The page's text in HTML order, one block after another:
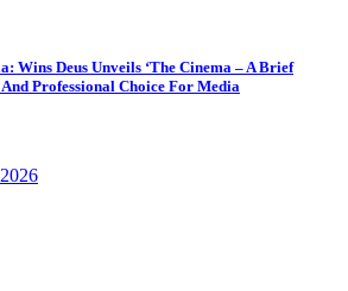
Wins Deus Unveils ‘The Cinema – A Brief
Professional Choice For Media